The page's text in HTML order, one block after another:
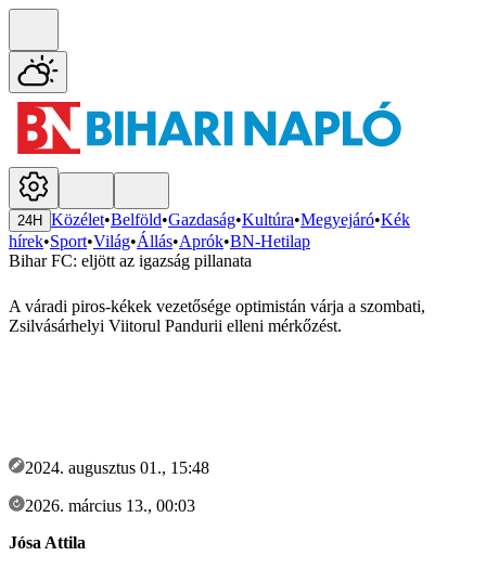
24H Közélet•Belföld•Gazdaság•Kultúra•Megyejáró•Kék
hírek•Sport•Világ•Állás•Aprók•BN-Hetilap
Bihar FC: eljött az igazság pillanata
A váradi piros-kékek vezetősége optimistán várja a szombati,
Zsilvásárhelyi Viitorul Pandurii elleni mérkőzést.
2024. augusztus 01., 15:48
2026. március 13., 00:03
Jósa Attila